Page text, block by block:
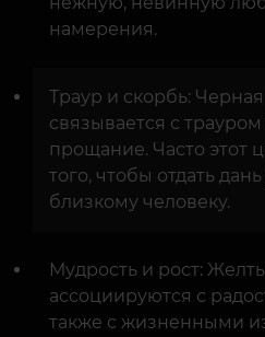
намерения.
Траур и скорбь:
связывается с
прощание. Часто этот
того, чтобы отдать
близкому человеку.
Мудрость и рост:
ассоциируются с
также с жизненными